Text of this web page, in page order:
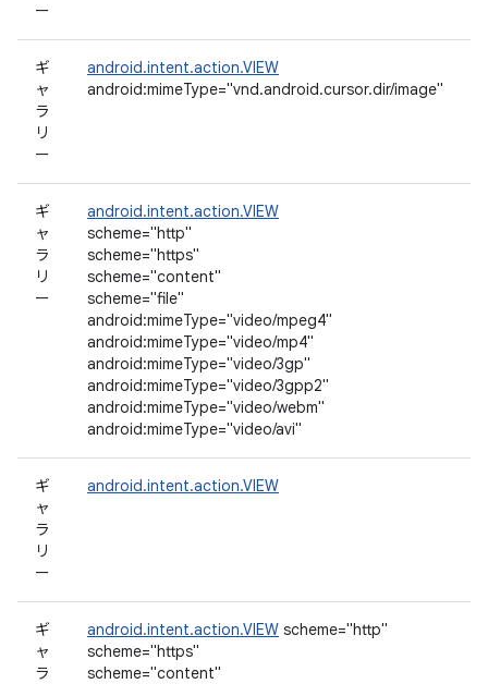
ー
ギ
ャ
ラ
リ
ー
android.intent.action.VIEW
android:mimeType="vnd.android.cursor.dir/image"
ギ
ャ
ラ
リ
ー
android.intent.action.VIEW
scheme="http"
scheme="https"
scheme="content"
scheme="file"
android:mimeType="video/mpeg4"
android:mimeType="video/mp4"
android:mimeType="video/3gp"
android:mimeType="video/3gpp2"
android:mimeType="video/webm"
android:mimeType="video/avi"
ギ
ャ
ラ
リ
ー
android.intent.action.VIEW
ギ
ャ
ラ
android.intent.action.VIEW scheme="http"
scheme="https"
scheme="content"